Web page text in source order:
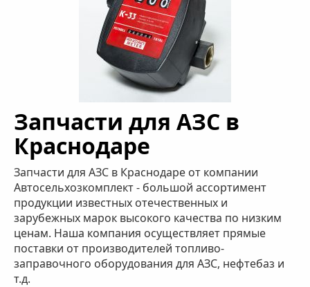
Запчасти для АЗС в
Краснодаре
Запчасти для АЗС в Краснодаре от компании
Автосельхозкомплект - большой ассортимент
продукции известных отечественных и
зарубежных марок высокого качества по низким
ценам. Наша компания осуществляет прямые
поставки от производителей топливо-
заправочного оборудования для АЗС, нефтебаз и
т.д.